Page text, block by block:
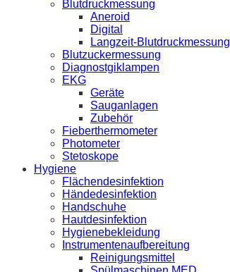
Blutdruckmessung
Aneroid
Digital
Langzeit-Blutdruckmessung
Blutzuckermessung
Diagnostgiklampen
EKG
Geräte
Sauganlagen
Zubehör
Fieberthermometer
Photometer
Stetoskope
Hygiene
Flächendesinfektion
Händedesinfektion
Handschuhe
Hautdesinfektion
Hygienebekleidung
Instrumentenaufbereitung
Reinigungsmittel